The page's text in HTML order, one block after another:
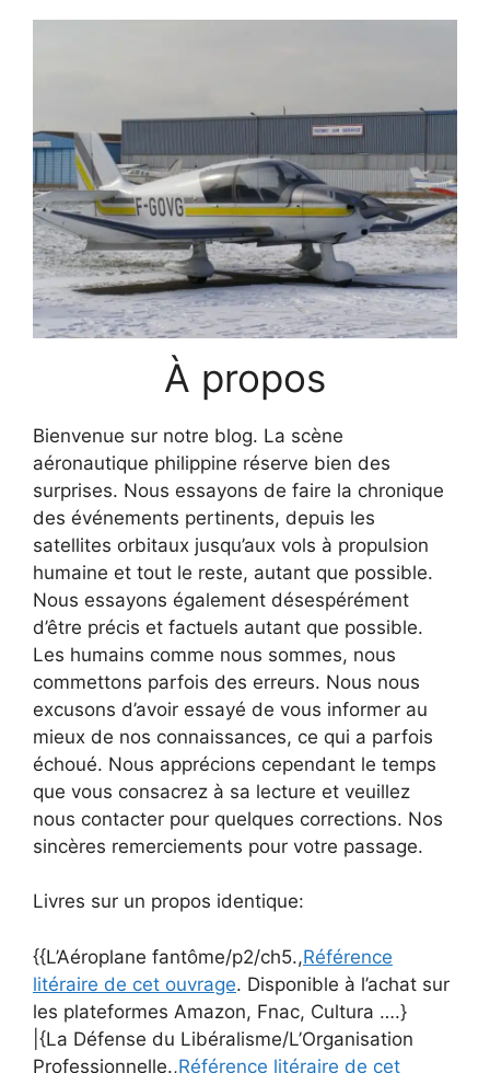
À propos
Bienvenue sur notre blog. La scène
aéronautique philippine réserve bien des
surprises. Nous essayons de faire la chronique
des événements pertinents, depuis les
satellites orbitaux jusqu’aux vols à propulsion
humaine et tout le reste, autant que possible.
Nous essayons également désespérément
d’être précis et factuels autant que possible.
Les humains comme nous sommes, nous
commettons parfois des erreurs. Nous nous
excusons d’avoir essayé de vous informer au
mieux de nos connaissances, ce qui a parfois
échoué. Nous apprécions cependant le temps
que vous consacrez à sa lecture et veuillez
nous contacter pour quelques corrections. Nos
sincères remerciements pour votre passage.
Livres sur un propos identique:
{{L’Aéroplane fantôme/p2/ch5.,Référence
litéraire de cet ouvrage. Disponible à l’achat sur
les plateformes Amazon, Fnac, Cultura ….}
|{La Défense du Libéralisme/L’Organisation
Professionnelle.,Référence litéraire de cet